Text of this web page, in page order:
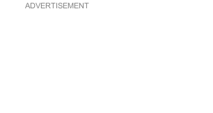
ADVERTISEMENT